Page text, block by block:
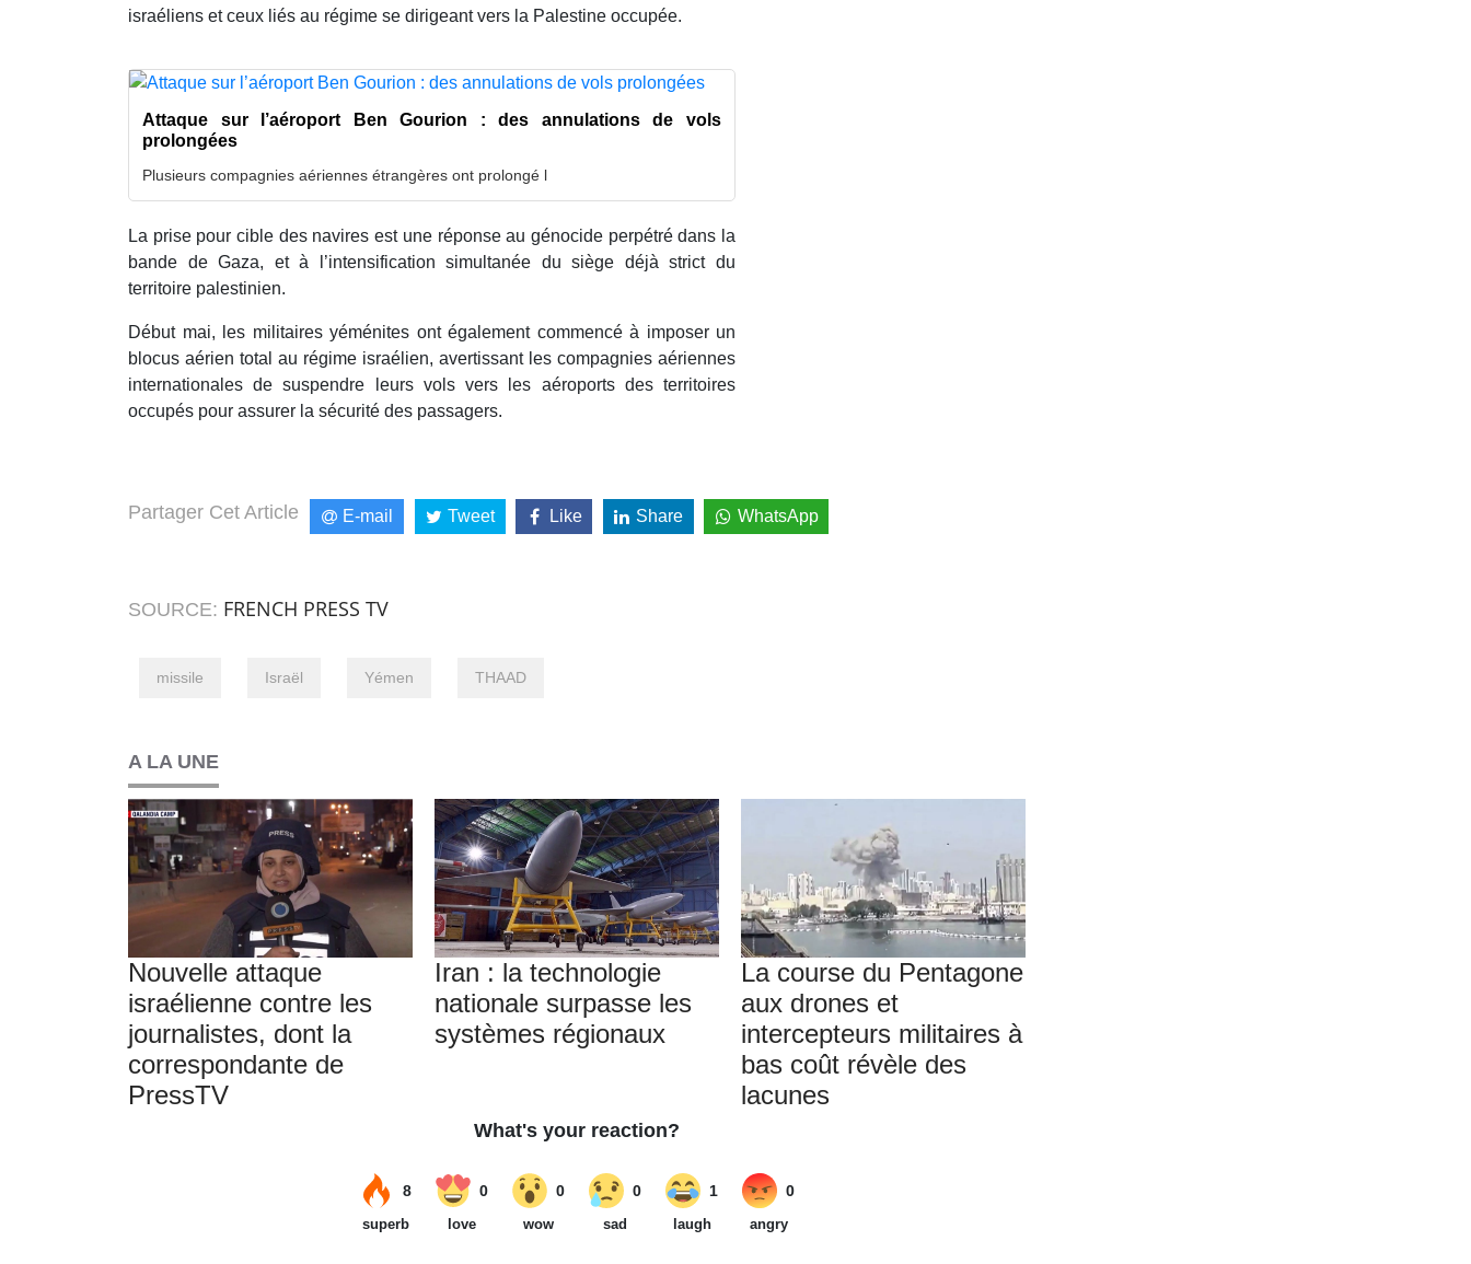
israéliens et ceux liés au régime se dirigeant vers la Palestine occupée.
Attaque sur l’aéroport Ben Gourion : des annulations de vols
prolongées
Plusieurs compagnies aériennes étrangères ont prolongé l
La prise pour cible des navires est une réponse au génocide perpétré dans la
bande de Gaza, et à l’intensification simultanée du siège déjà strict du
territoire palestinien.
Début mai, les militaires yéménites ont également commencé à imposer un
blocus aérien total au régime israélien, avertissant les compagnies aériennes
internationales de suspendre leurs vols vers les aéroports des territoires
occupés pour assurer la sécurité des passagers.
Partager Cet Article E-mail Tweet Like Share WhatsApp
SOURCE: FRENCH PRESS TV
missile Israël Yémen THAAD
A LA UNE
Nouvelle attaque
israélienne contre les
journalistes, dont la
correspondante de
PressTV
Iran : la technologie
nationale surpasse les
systèmes régionaux
La course du Pentagone
aux drones et
intercepteurs militaires à
bas coût révèle des
lacunes